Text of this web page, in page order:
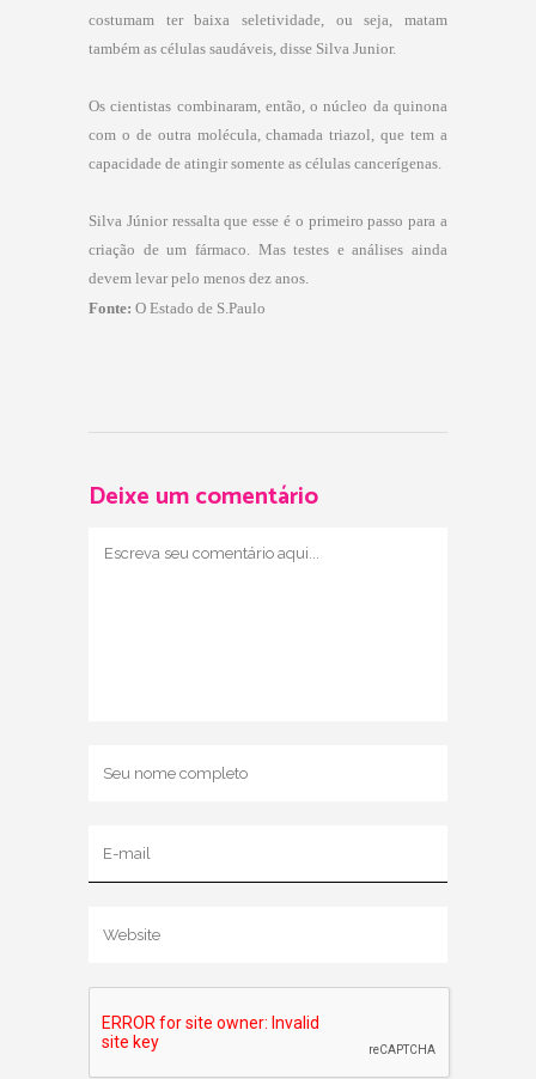
costumam ter baixa seletividade, ou seja, matam
também as células saudáveis, disse Silva Junior.
Os cientistas combinaram, então, o núcleo da quinona
com o de outra molécula, chamada triazol, que tem a
capacidade de atingir somente as células cancerígenas.
Silva Júnior ressalta que esse é o primeiro passo para a
criação de um fármaco. Mas testes e análises ainda
devem levar pelo menos dez anos.
Fonte: O Estado de S.Paulo
Deixe um comentário